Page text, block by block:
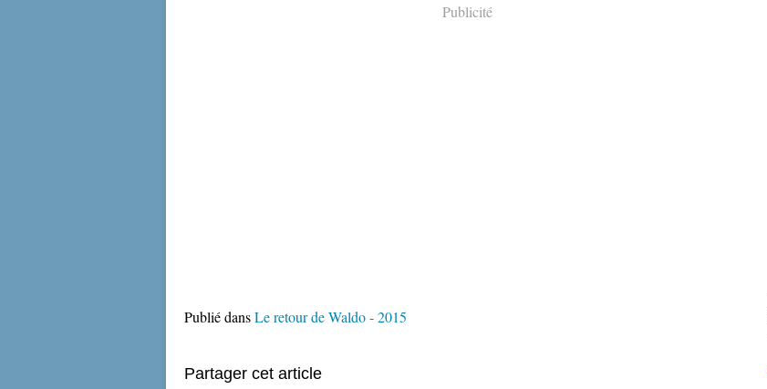
Publicité
Publié dansLe retour de Waldo - 2015
Partager cet article